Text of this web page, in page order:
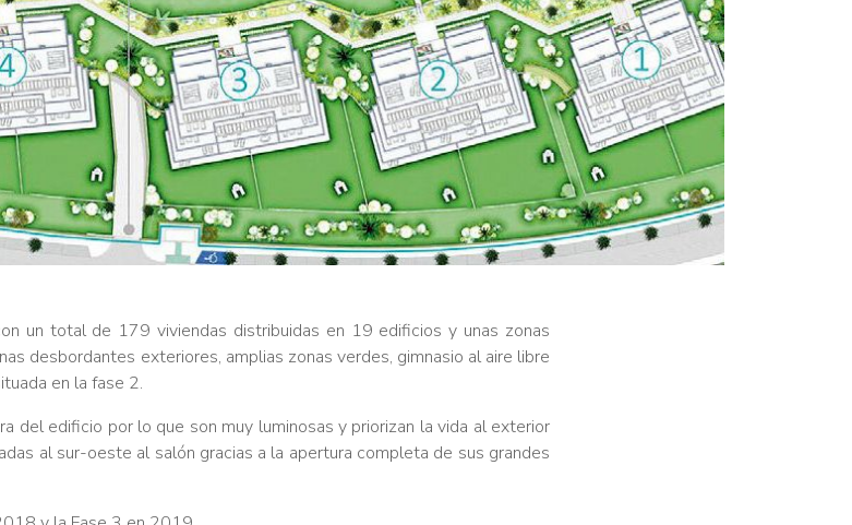
un total de 179 viviendas distribuidas en 19 edificios y unas zonas
desbordantes exteriores, amplias zonas verdes, gimnasio al aire libre
en la fase 2.
del edificio por lo que son muy luminosas y priorizan la vida al exterior
al sur-oeste al salón gracias a la apertura completa de sus grandes